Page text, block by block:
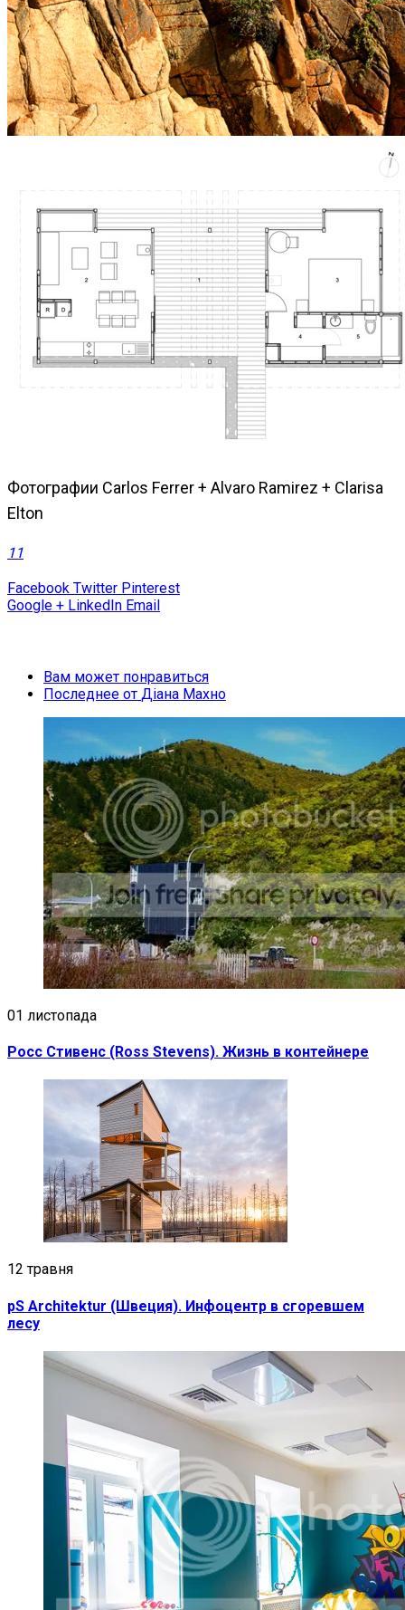
Фотографии Carlos Ferrer + Alvaro Ramirez + Clarisa
Elton
11
Facebook Twitter Pinterest
Google + LinkedIn Email
Вам может понравиться
Последнее от Діана Махно
01 листопада
Росс Стивенс (Ross Stevens). Жизнь в контейнере
12 травня
pS Architektur (Швеция). Инфоцентр в сгоревшем
лесу